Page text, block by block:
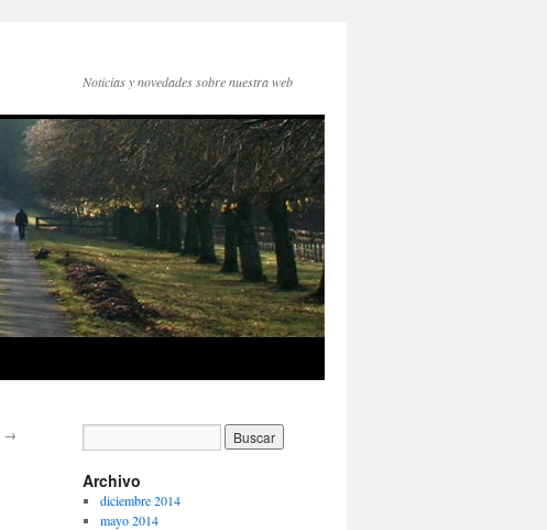
Noticias y novedades sobre nuestra web
→
Archivo
diciembre 2014
mayo 2014